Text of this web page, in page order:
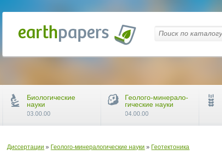
Диссертации » Геолого-минералогические науки » Геотектоника
Биологические
науки
03.00.00
Геолого-минерало-
гические науки
04.00.00